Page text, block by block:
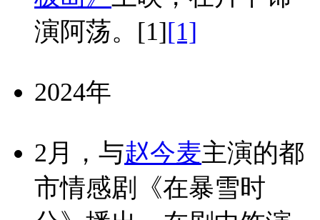
演阿荡。 [1][1]
2024年
2月，与赵今麦主演的都
市情感剧《在暴雪时